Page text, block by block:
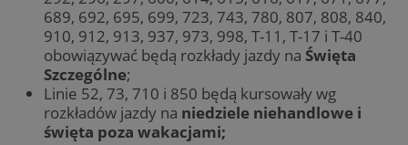
689, 692, 695, 699, 723, 743, 780, 807, 808, 840,
910, 912, 913, 937, 973, 998, T-11, T-17 i T-40
obowiązywać będą rozkłady jazdy na Święta
Szczególne;
Linie 52, 73, 710 i 850 będą kursowały wg
rozkładów jazdy na niedziele niehandlowe i
święta poza wakacjami;